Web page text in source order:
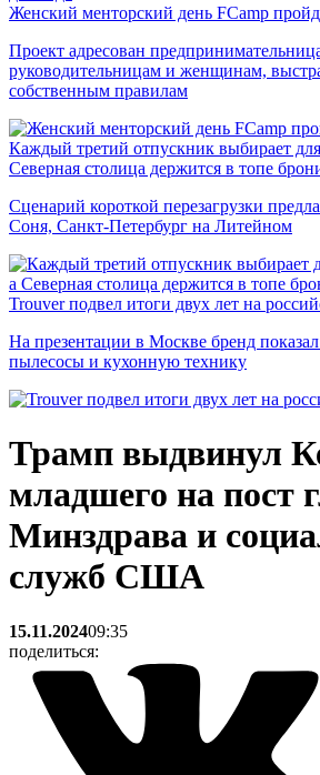
Женский менторский день FCamp
Проект адресован
руководительницам и женщинам,
собственным правилам
Каждый третий отпускник выбирает
Северная столица держится в топе
Сценарий короткой перезагрузки
Соня, Санкт-Петербург на Литейном
Trouver подвел итоги двух лет на
На презентации в Москве бренд
пылесосы и кухонную технику
Трамп выдвинул
младшего на пост
Минздрава и
служб США
15.11.202409:35
поделиться: